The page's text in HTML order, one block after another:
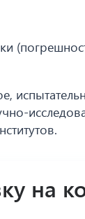
на